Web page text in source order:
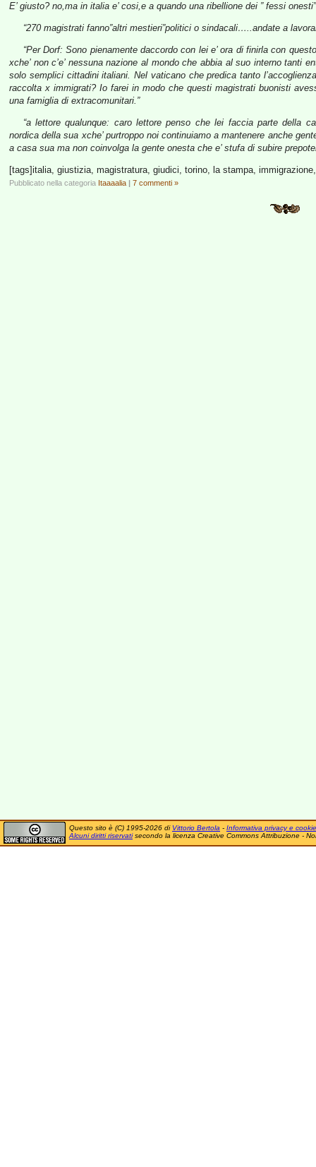
E’ giusto? no,ma in italia e’ cosi,e a quando una ribellione dei ” fessi
“270 magistrati fanno”altri mestieri”politici o sindacali…..andate a
“Per Dorf: Sono pienamente daccordo con lei e’ ora di finirla con
xche’ non c’e’ nessuna nazione al mondo che abbia al suo interno tanti
solo semplici cittadini italiani. Nel vaticano che predica tanto
raccolta x immigrati? Io farei in modo che questi magistrati buonisti
una famiglia di extracomunitari.”
“a lettore qualunque: caro lettore penso che lei faccia parte della
nordica della sua xche’ purtroppo noi continuiamo a mantenere anche
a casa sua ma non coinvolga la gente onesta che e’ stufa di subire
[tags]italia, giustizia, magistratura, giudici, torino, la stampa,
Pubblicato nella categoria Itaaaalia | 7 commenti »
Questo sito è (C) 1995-2026 di Vittorio Bertola - Informativa privacy e cookie
Alcuni diritti riservatisecondo la licenza Creative Commons Attribuzione -